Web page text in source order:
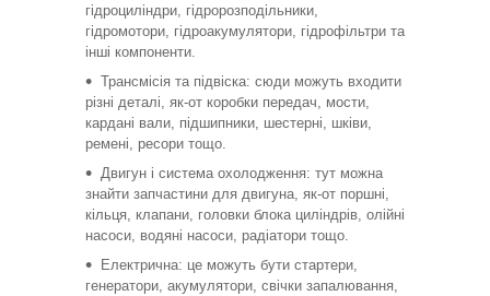
гідроциліндри, гідророзподільники,
гідромотори, гідроакумулятори, гідрофільтри та
інші компоненти.
Трансмісія та підвіска: сюди можуть входити
різні деталі, як-от коробки передач, мости,
кардані вали, підшипники, шестерні, шківи,
ремені, ресори тощо.
Двигун і система охолодження: тут можна
знайти запчастини для двигуна, як-от поршні,
кільця, клапани, головки блока циліндрів, олійні
насоси, водяні насоси, радіатори тощо.
Електрична: це можуть бути стартери,
генератори, акумулятори, свічки запалювання,